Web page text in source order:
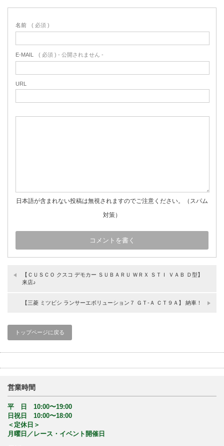
名前 ( 必須 )
E-MAIL ( 必須 ) - 公開されません -
URL
日本語が含まれない投稿は無視されますのでご注意ください。（スパム
対策）
【ＣＵＳＣＯ クスコ デモカー ＳＵＢＡＲＵ ＷＲＸ ＳＴＩ ＶＡＢ Ｄ型】
来店♪
【三菱 ミツビシ ランサーエボリューション７ ＧＴ‐Ａ ＣＴ９Ａ】 納車！
トップページに戻る
営業時間
平 日 10:00〜19:00
日祝日 10:00〜18:00
＜定休日＞
月曜日／レース・イベント開催日